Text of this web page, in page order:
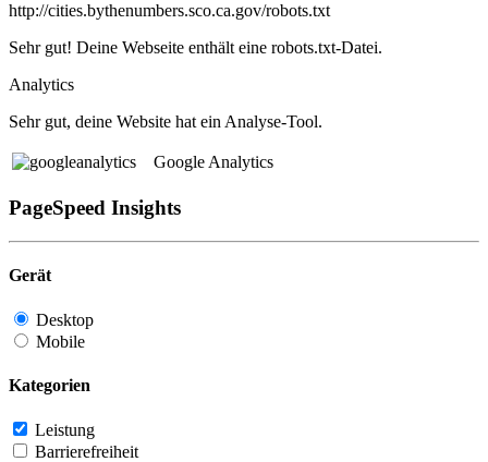
http://cities.bythenumbers.sco.ca.gov/robots.txt
Sehr gut! Deine Webseite enthält eine robots.txt-Datei.
Analytics
Sehr gut, deine Website hat ein Analyse-Tool.
Google Analytics
PageSpeed Insights
Gerät
Desktop
Mobile
Kategorien
Leistung
Barrierefreiheit